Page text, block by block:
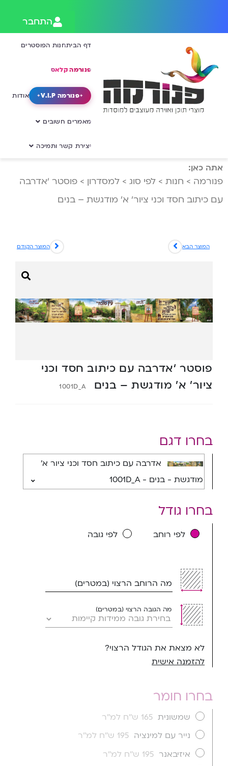
התחבר
דף הביתחנות הפוסטרים
פנורמה קלאס
פנורמה V.I.P אודות
מאמרים חשובים
יצירת קשר ותמיכה
אתה כאן:
פנורמה > חנות > לפי סוג > למסדרון > פוסטר ‘אדרבה
עם כיתוב חסד וכני ציור’ א’ מודגשת – בנים
המוצר הקודם המוצר הבא
פוסטר ‘אדרבה עם כיתוב חסד וכני
ציור’ א’ מודגשת – בנים
1001D_A
בחרו דגם
אדרבה עם כיתוב חסד וכני ציור א'
מודגשת - בנים - 1001D_A
בחרו גודל
לפי רוחב לפי גובה
מה הרוחב הרצוי (במטרים)
מה הגובה הרצוי (במטרים)
לא מצאת את הגודל הרצוי?
להזמנה אישית
בחרו חומר
שמשונית 165 ש''ח למ''ר
נייר עם למינציה 195 ש''ח למ''ר
איזיבאנר 195 ש''ח למ''ר